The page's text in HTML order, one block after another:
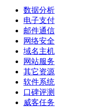
数据分析
电子支付
邮件通信
网络安全
域名主机
网站服务
其它资源
软件系统
口碑评测
威客任务